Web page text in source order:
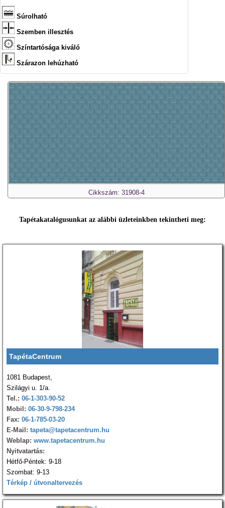
Súrolható
Szemben illesztés
Színtartósága kiváló
Szárazon lehúzható
Cikkszám: 31908-4
Tapétakatalógusunkat az alábbi üzleteinkben tekintheti meg:
TapétaCentrum
1081 Budapest,
Szilágyi u. 1/a.
Tel.: 06-1-303-90-52
Mobil: 06-30-9-798-234
Fax: 06-1-785-03-20
E-Mail: tapeta@tapetacentrum.hu
Weblap: www.tapetacentrum.hu
Nyitvatartás:
Hétfő-Péntek: 9-18
Szombat: 9-13
Térkép / útvonaltervezés